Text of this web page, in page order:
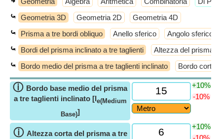
⤿ Geometria 3D Geometria 2D Geometria 4D
⤿ Prisma a tre bordi obliquo Anello sferico Angolo sferico
⤿ Bordi del prisma inclinato a tre taglienti Altezza del prisma
⤿ Bordo medio del prisma a tre taglienti inclinato Bordo corto
ⓘ Bordo base medio del prisma
a tre taglienti inclinato [le(Medium
Base)]
+10%
-10%
ⓘ Altezza corta del prisma a tre
+10%